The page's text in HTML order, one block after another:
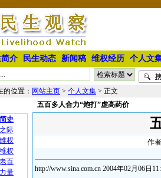
简介 民生动态 新闻稿 维权经历 个人文
的位置： 网站主页 > 个人文集 > 正文
史
际
权
权
百
量
五百多人合力“炮打”虚高药价
作
http://www.sina.com.cn 2004年02月06日